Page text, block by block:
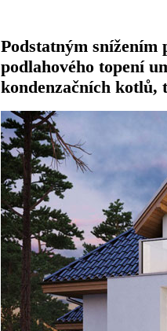
Podstatným
podlahového topení
kondenzačních kotlů,